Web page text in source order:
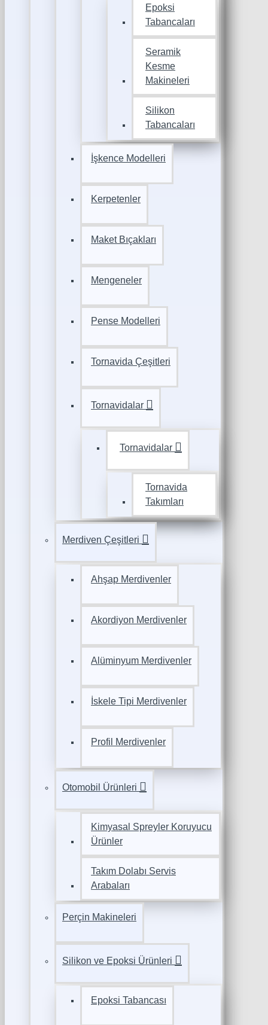
Epoksi
Tabancaları
Seramik
Kesme
Makineleri
Silikon
Tabancaları
İşkence Modelleri
Kerpetenler
Maket Bıçakları
Mengeneler
Pense Modelleri
Tornavida Çeşitleri
Tornavidalar
Tornavidalar
Tornavida
Takımları
Merdiven Çeşitleri
Ahşap Merdivenler
Akordiyon Merdivenler
Alüminyum Merdivenler
İskele Tipi Merdivenler
Profil Merdivenler
Otomobil Ürünleri
Kimyasal Spreyler Koruyucu
Ürünler
Takım Dolabı Servis
Arabaları
Perçin Makineleri
Silikon ve Epoksi Ürünleri
Epoksi Tabancası